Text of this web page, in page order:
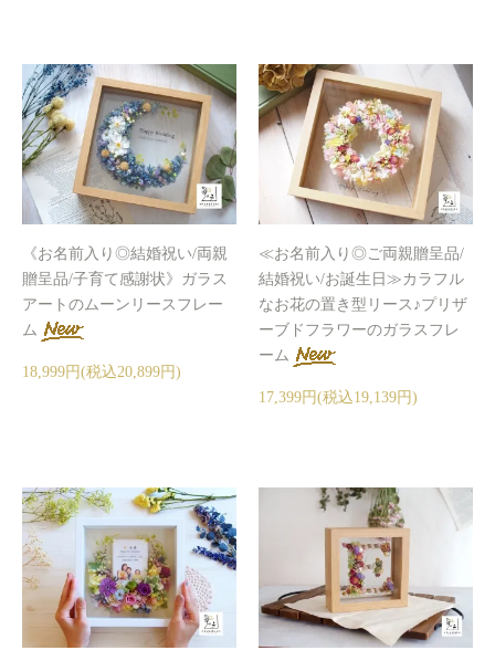
《お名前入り◎結婚祝い/両親
贈呈品/子育て感謝状》ガラス
アートのムーンリースフレー
ム
18,999円(税込20,899円)
≪お名前入り◎ご両親贈呈品/
結婚祝い/お誕生日≫カラフル
なお花の置き型リース♪プリザ
ーブドフラワーのガラスフレ
ーム
17,399円(税込19,139円)